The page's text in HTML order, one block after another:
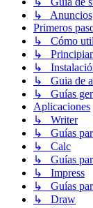
↳ Anuncios
Primeros
↳ Cómo
↳
↳
↳ Guia de
↳ Guías
Aplicaciones
↳ Writer
↳ Guías
↳ Calc
↳ Guías
↳ Impress
↳ Guías
↳ Draw